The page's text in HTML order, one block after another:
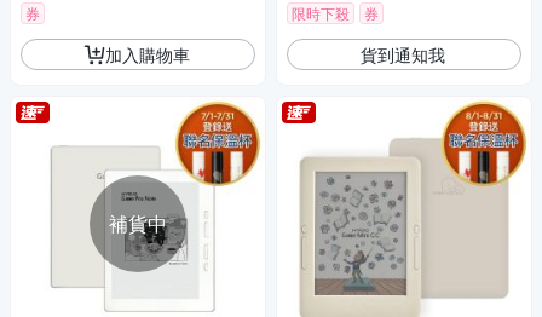
券
加入購物車
補貨中
限時下殺
券
貨到通知我